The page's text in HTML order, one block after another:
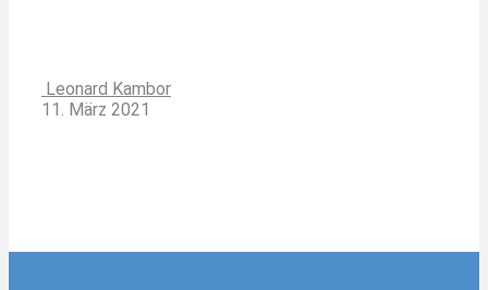
Leonard Kambor
11. März 2021